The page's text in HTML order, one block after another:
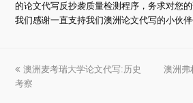
的论文代写反抄袭质量检测程序，务求对您
我们感谢一直支持我们澳洲论文代写的小伙伴
上
一
澳洲麦考瑞大学论文代写:历史
考察
下
澳洲弗